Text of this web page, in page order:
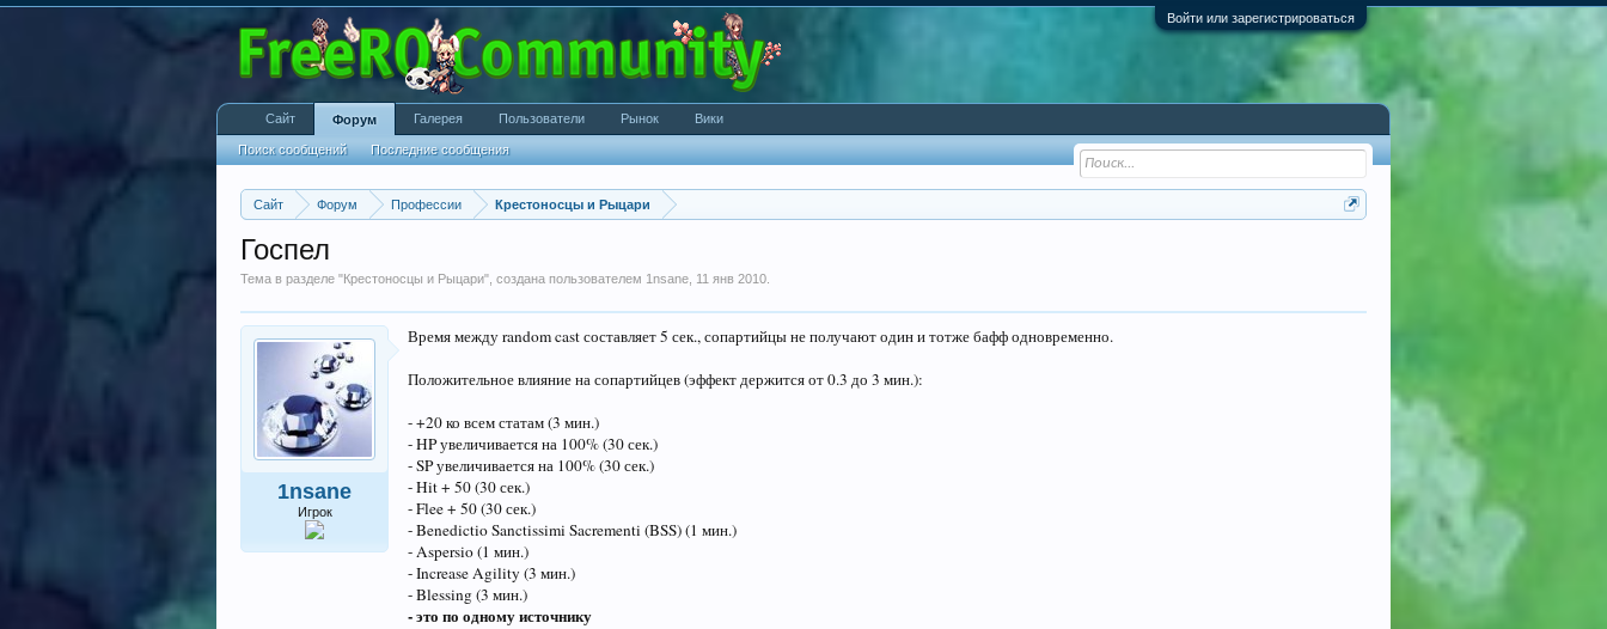
Войти или зарегистрироваться
Сайт Форум Профессии Крестоносцы и Рыцари
Госпел
Тема в разделе "Крестоносцы и Рыцари", создана пользователем 1nsane 11 янв 2010
1nsane
Игрок
Время между random cast составляет 5 сек., сопартийцы не получают один и тотже бафф одновременно.
Положительное влияние на сопартийцев (эффект держится от 0.3 до 3 мин.):
- +20 ко всем статам (3 мин.)
- HP увеличивается на 100% (30 сек.)
- SP увеличивается на 100% (30 сек.)
- Hit + 50 (30 сек.)
- Flee + 50 (30 сек.)
- Benedictio Sanctissimi Sacrementi (BSS) (1 мин.)
- Aspersio (1 мин.)
- Increase Agility (3 мин.)
- Blessing (3 мин.)
- это по одному источнику
Сайт Форум
Поиск сообщений Последние сообщения
Галерея Пользователи Рынок Вики